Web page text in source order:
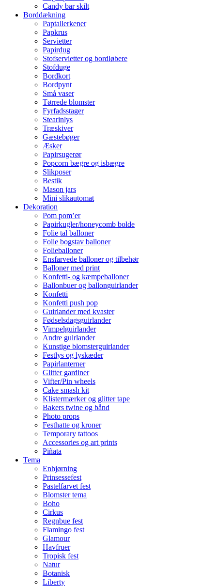
Candy bar skilt
Borddækning
Paptallerkener
Papkrus
Servietter
Papirdug
Stofservietter og bordløbere
Stofduge
Bordkort
Bordpynt
Små vaser
Tørrede blomster
Fyrfadsstager
Stearinlys
Træskiver
Gæstebøger
Æsker
Papirsugerør
Popcorn bægre og isbægre
Slikposer
Bestik
Mason jars
Mini slikautomat
Dekoration
Pom pom’er
Papirkugler/honeycomb bolde
Folie tal balloner
Folie bogstav balloner
Folieballoner
Ensfarvede balloner og tilbehør
Balloner med print
Konfetti- og kæmpeballoner
Ballonbuer og ballonguirlander
Konfetti
Konfetti push pop
Guirlander med kvaster
Fødselsdagsguirlander
Vimpelguirlander
Andre guirlander
Kunstige blomsterguirlander
Festlys og lyskæder
Papirlanterner
Glitter gardiner
Vifter/Pin wheels
Cake smash kit
Klistermærker og glitter tape
Bakers twine og bånd
Photo props
Festhatte og kroner
Temporary tattoos
Accessories og art prints
Piñata
Tema
Enhjørning
Prinsessefest
Pastelfarvet fest
Blomster tema
Boho
Cirkus
Regnbue fest
Flamingo fest
Glamour
Havfruer
Tropisk fest
Natur
Botanisk
Liberty